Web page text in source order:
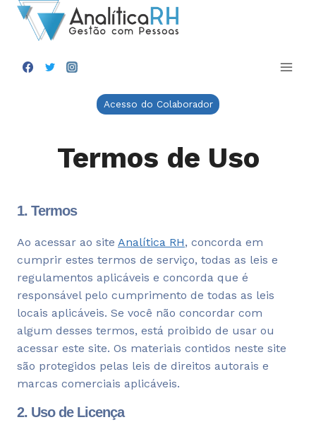
Skip
Acesso do Colaborador
Termos de Uso
1. Termos
Ao acessar ao site Analítica RH, concorda em
cumprir estes termos de serviço, todas as leis e
regulamentos aplicáveis ​​e concorda que é
responsável pelo cumprimento de todas as leis
locais aplicáveis. Se você não concordar com
algum desses termos, está proibido de usar ou
acessar este site. Os materiais contidos neste site
são protegidos pelas leis de direitos autorais e
marcas comerciais aplicáveis.
2. Uso de Licença